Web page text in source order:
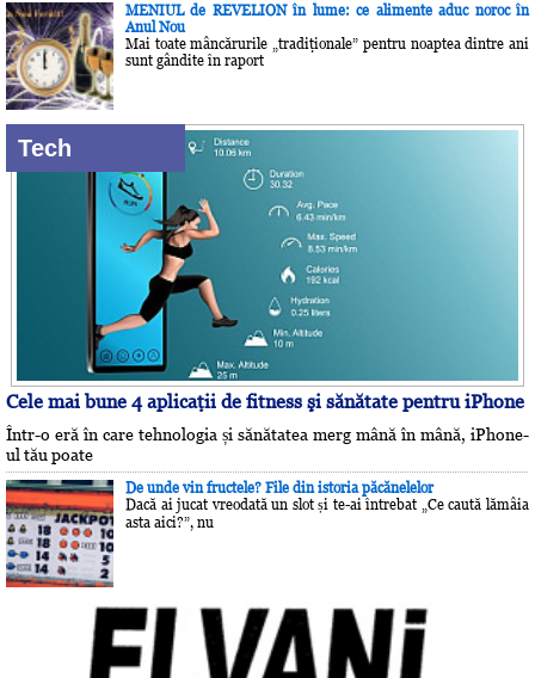
MENIUL de REVELION în lume: ce alimente aduc noroc în
Anul Nou
Mai toate mâncărurile „tradiţionale” pentru noaptea dintre ani
sunt gândite în raport
Tech
Cele mai bune 4 aplicaţii de fitness şi sănătate pentru iPhone
Într-o eră în care tehnologia și sănătatea merg mână în mână, iPhone-
ul tău poate
De unde vin fructele? File din istoria păcănelelor
Dacă ai jucat vreodată un slot și te-ai întrebat „Ce caută lămâia
asta aici?”, nu